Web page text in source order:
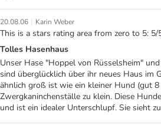
20.08.06 | Karin Weber
This is a stars rating area from zero to 5: 5/
Tolles Hasenhaus
Unser Hase "Hoppel von Rüsselsheim"
sind überglücklich über ihr neues Haus im
ähnlich groß ist wie ein kleiner Hund (gut
Zwergkaninchenställe zu klein. Diese
und ist ein idealer Unterschlupf. Sie sieht